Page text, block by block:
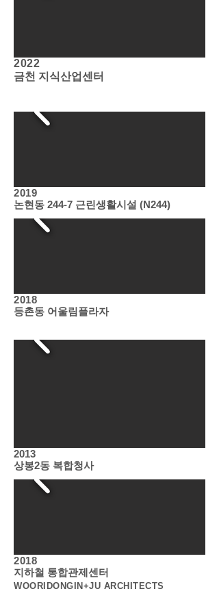
2022
금천 지식산업센터
2019
논현동 244-7 근린생활시설 (N244)
2018
등촌동 어울림플라자
2013
상봉2동 복합청사
2018
지하철 통합관제센터
WOORIDONGIN+JU ARCHITECTS